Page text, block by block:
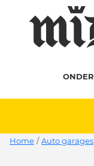
Home / Auto garages